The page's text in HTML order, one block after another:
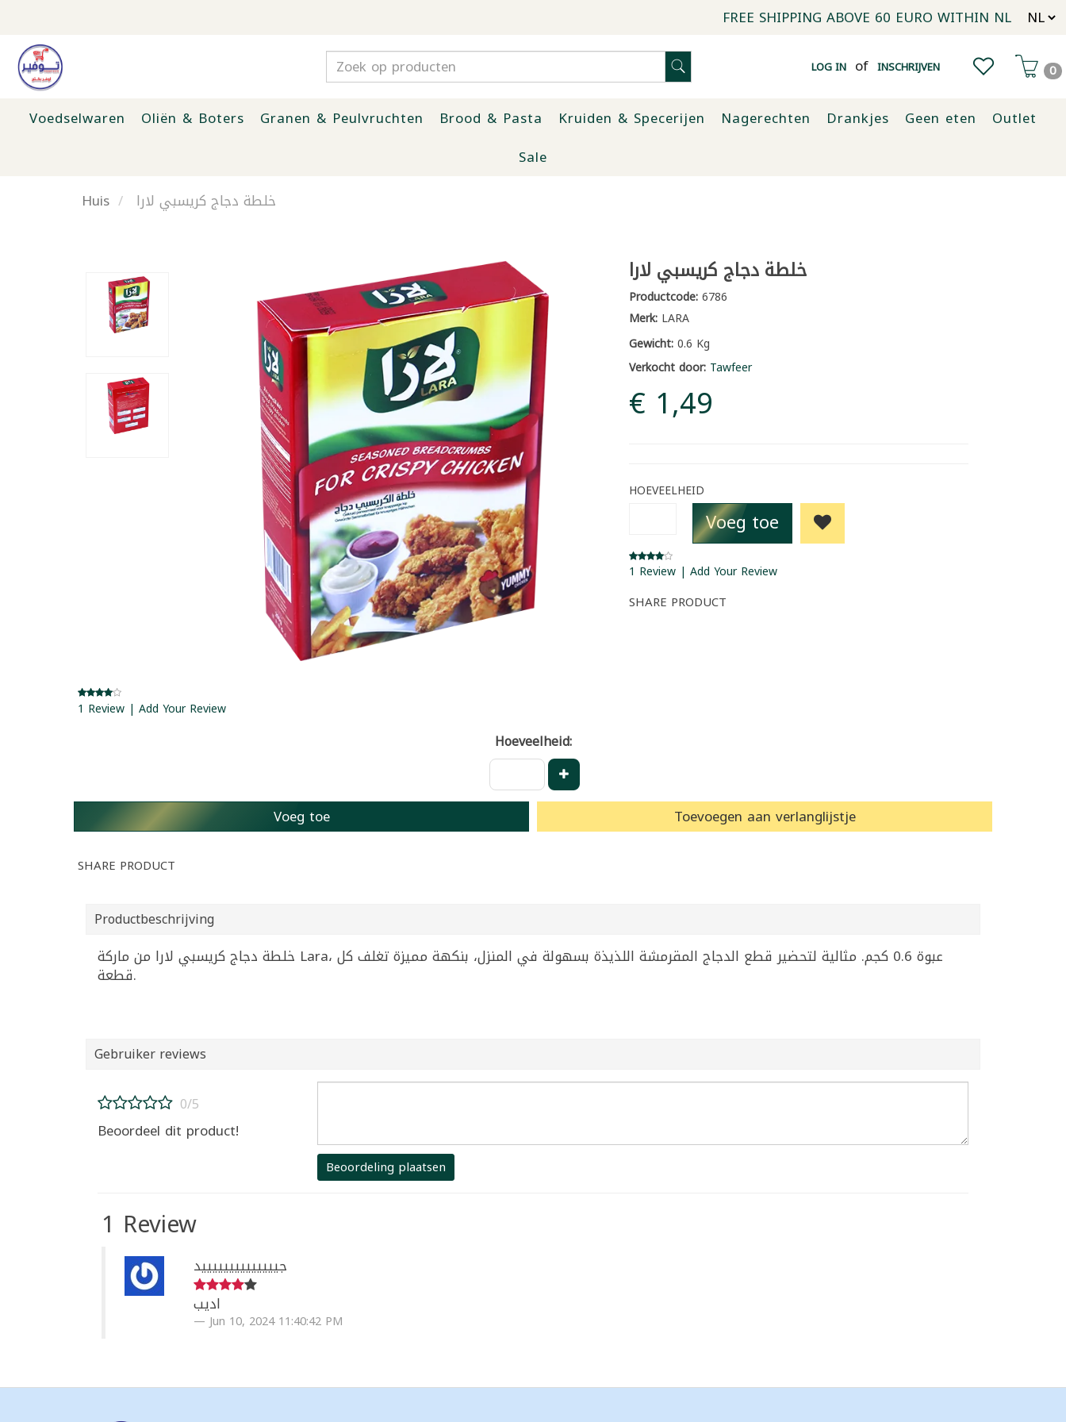
FREE SHIPPING ABOVE 60 EURO WITHIN NL
LOG IN of INSCHRIJVEN 0
Voedselwaren Oliën & Boters Granen & Peulvruchten Brood & Pasta Kruiden & Specerijen Nagerechten Drankjes Geen eten
Outlet
Sale
Huis
خلطة دجاج كريسبي لارا
خلطة دجاج كريسبي لارا
Productcode:6786
Merk:LARA
Gewicht:0.6 Kg
Verkocht door: Tawfeer
€ 1,49
HOEVEELHEID
Voeg toe
1 Review | Add Your Review
SHARE PRODUCT
1 Review | Add Your Review
Hoeveelheid:
Voeg toe Toevoegen aan verlanglijstje
SHARE PRODUCT
Productbeschrijving
خلطة دجاج كريسبي لارا من ماركة Lara، عبوة 0.6 كجم. مثالية لتحضير قطع الدجاج المقرمشة اللذيذة بسهولة في المنزل، بنكهة مميزة تغلف كل
قطعة.
Gebruiker reviews
0/5
Beoordeel dit product!
Beoordeling plaatsen
1 Review
جييييييييييييييد
اديب
Jun 10, 2024 11:40:42 PM